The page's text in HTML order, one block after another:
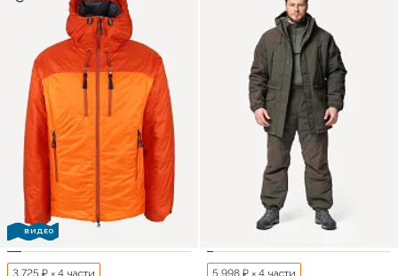
ВИДЕО
3 725 ₽ × 4 части 5 998 ₽ × 4 части